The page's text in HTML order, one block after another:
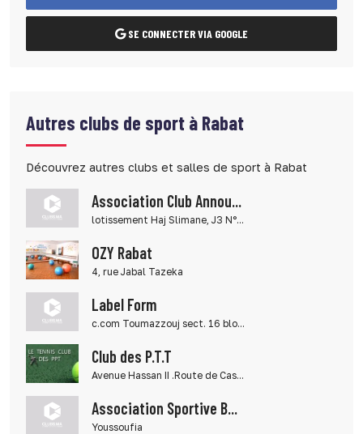
SE CONNECTER VIA GOOGLE
Autres clubs de sport à Rabat
Découvrez autres clubs et salles de sport à Rabat
Association Club Annou...
lotissement Haj Slimane, J3 N°...
OZY Rabat
4, rue Jabal Tazeka
Label Form
c.com Toumazzouj sect. 16 blo...
Club des P.T.T
Avenue Hassan II .Route de Cas...
Association Sportive B...
Youssoufia